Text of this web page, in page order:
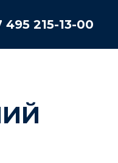
495 215-13-00